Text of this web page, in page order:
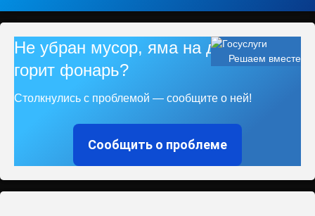
Решаем вместе
Не убран мусор, яма на дороге, не
горит фонарь?
Столкнулись с проблемой — сообщите о ней!
Сообщить о проблеме